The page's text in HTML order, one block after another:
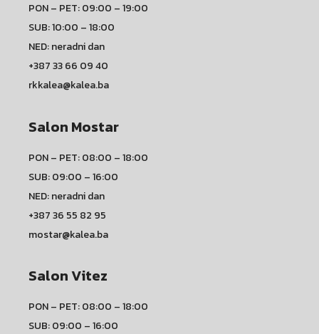
PON – PET: 09:00 – 19:00
SUB: 10:00 – 18:00
NED: neradni dan
+387 33 66 09 40
rkkalea@kalea.ba
Salon Mostar
PON – PET: 08:00 – 18:00
SUB: 09:00 – 16:00
NED: neradni dan
+387 36 55 82 95
mostar@kalea.ba
Salon Vitez
PON – PET: 08:00 – 18:00
SUB: 09:00 – 16:00